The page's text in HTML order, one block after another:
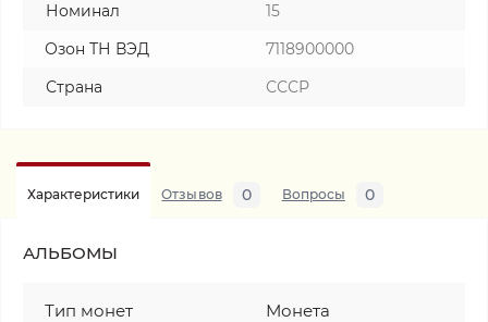
Номинал
15
Озон ТН ВЭД
7118900000
Страна
СССР
Характеристики Отзывов 0 Вопросы 0
АЛЬБОМЫ
Тип монет Монета